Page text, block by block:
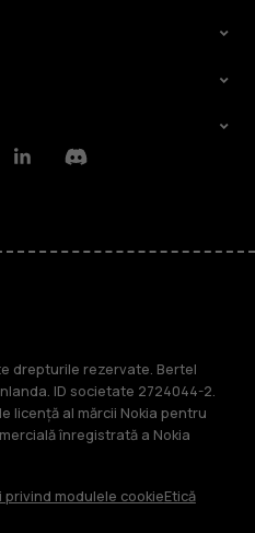
LinkedinDiscord
drepturile rezervate. Bertel
ID societate 2724044-2.
licență al mărcii Nokia pentru
înregistrată a Nokia
privind modulele cookieEtică